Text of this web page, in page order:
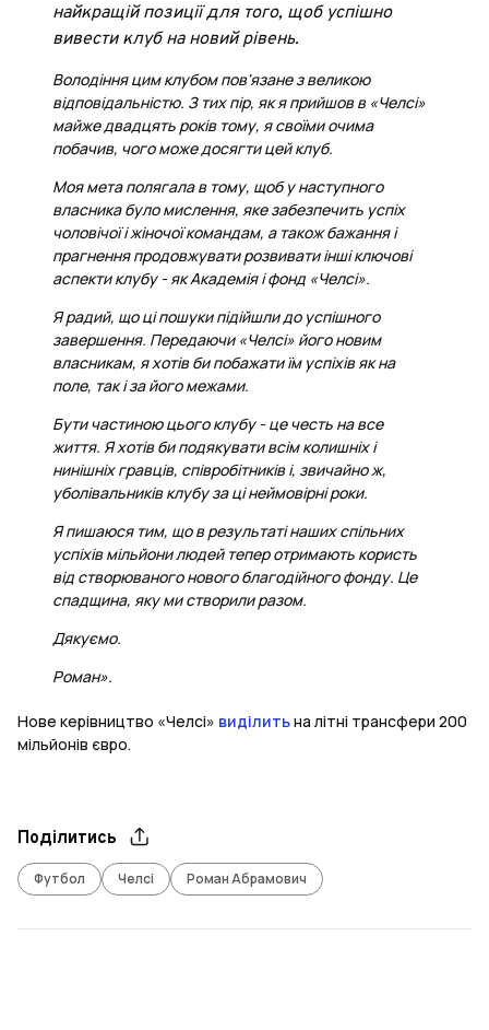
найкращій позиції для того, щоб успішно
вивести клуб на новий рівень.
Володіння цим клубом пов'язане з великою
відповідальністю. З тих пір, як я прийшов в «Челсі»
майже двадцять років тому, я своїми очима
побачив, чого може досягти цей клуб.
Моя мета полягала в тому, щоб у наступного
власника було мислення, яке забезпечить успіх
чоловічої і жіночої командам, а також бажання і
прагнення продовжувати розвивати інші ключові
аспекти клубу - як Академія і фонд «Челсі».
Я радий, що ці пошуки підійшли до успішного
завершення. Передаючи «Челсі» його новим
власникам, я хотів би побажати їм успіхів як на
поле, так і за його межами.
Бути частиною цього клубу - це честь на все
життя. Я хотів би подякувати всім колишніх і
нинішніх гравців, співробітників і, звичайно ж,
уболівальників клубу за ці неймовірні роки.
Я пишаюся тим, що в результаті наших спільних
успіхів мільйони людей тепер отримають користь
від створюваного нового благодійного фонду. Це
спадщина, яку ми створили разом.
Дякуємо.
Роман».
Нове керівництво «Челсі» виділитьна літні трансфери 200
мільйонів євро.
Поділитись
Футбол Челсі Роман Абрамович